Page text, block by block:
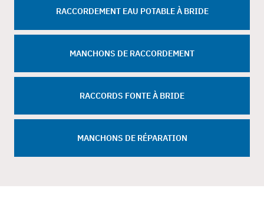
RACCORDEMENT EAU POTABLE À BRIDE
MANCHONS DE RACCORDEMENT
RACCORDS FONTE À BRIDE
MANCHONS DE RÉPARATION